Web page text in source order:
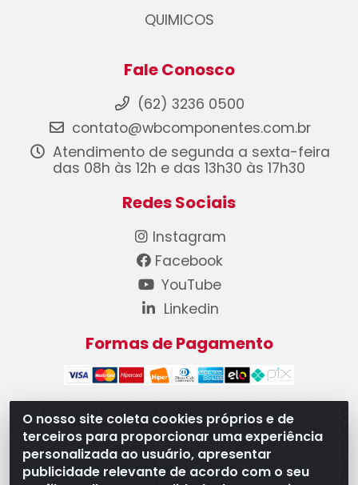
O nosso site coleta cookies próprios e de
terceiros para proporcionar uma experiência
personalizada ao usuário, apresentar
publicidade relevante de acordo com o seu
QUIMICOS
Fale Conosco
(62) 3236 0500
contato@wbcomponentes.com.br
Atendimento de segunda a sexta-feira
das 08h às 12h e das 13h30 às 17h30
Redes Sociais
Instagram
Facebook
YouTube
Linkedin
Formas de Pagamento
WB Componentes Automotivos LTDA - CNPJ
08.528.393/0001-12 - Rua do Níquel, 667 - Parque
Oeste Industrial, Goiânia/GO - CEP 74375-660